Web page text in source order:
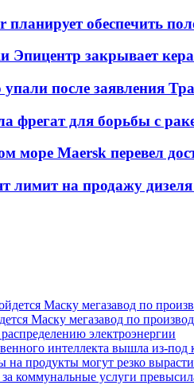
планирует обеспечить
Эпицентр закрывает
после заявления
фрегат для борьбы с
море Maersk перевел
лимит на продажу
Маску мегазавод по
электроэнергии
интеллекта вышла из-под
продукты могут резко вырасти
коммунальные услуги